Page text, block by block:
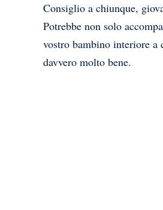
Consiglio a chiunque,
Potrebbe non solo
vostro bambino interiore a
davvero molto bene.